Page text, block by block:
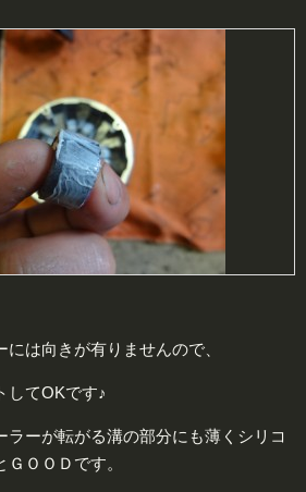
は向きが有りませんので、
してOKです♪
ラーが転がる溝の部分にも薄くシリコ
ＯＯＤです。